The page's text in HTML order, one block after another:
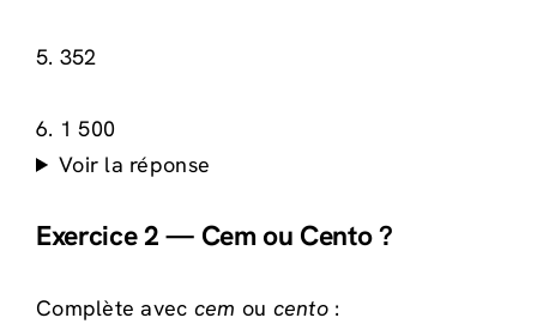
5. 352
6. 1 500
Voir la réponse
Exercice 2 — Cem ou Cento ?
Complète avec cem ou cento :